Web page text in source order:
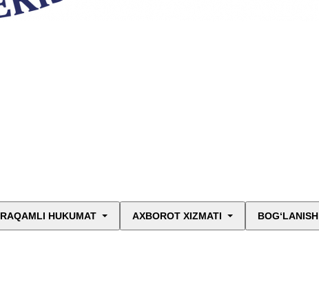
RAQAMLI HUKUMAT AXBOROT XIZMATI BOG‘LANISH